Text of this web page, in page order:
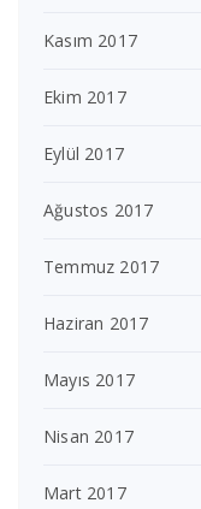
Kasım 2017
Ekim 2017
Eylül 2017
Ağustos 2017
Temmuz 2017
Haziran 2017
Mayıs 2017
Nisan 2017
Mart 2017